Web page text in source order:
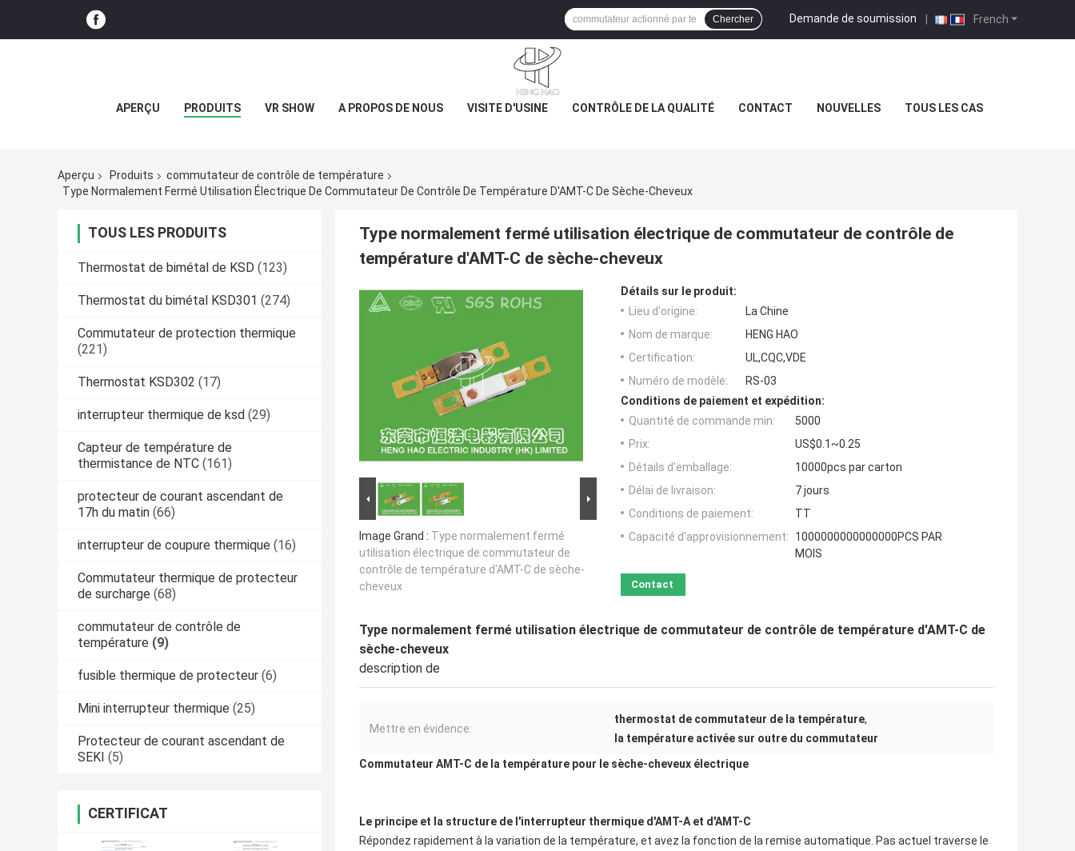
French
Demande de soumission |
Chercher
APERÇU PRODUITS VR SHOW A PROPOS DE NOUS VISITE D'USINE CONTRÔLE DE LA QUALITÉ CONTACT NOUVELLES TOUS LES CAS
Aperçu Produits
commutateur de contrôle de température
Type Normalement Fermé Utilisation Électrique De Commutateur De Contrôle De Température D'AMT-C De Sèche-Cheveux
TOUS LES PRODUITS
Thermostat de bimétal de KSD (123)
Thermostat du bimétal KSD301 (274)
Commutateur de protection thermique
(221)
Thermostat KSD302 (17)
interrupteur thermique de ksd (29)
Capteur de température de
thermistance de NTC (161)
protecteur de courant ascendant de
17h du matin (66)
interrupteur de coupure thermique (16)
Commutateur thermique de protecteur
de surcharge (68)
commutateur de contrôle de
température (9)
fusible thermique de protecteur (6)
Mini interrupteur thermique (25)
Protecteur de courant ascendant de
SEKI (5)
CERTIFICAT
Type normalement fermé utilisation électrique de commutateur de contrôle de
température d'AMT-C de sèche-cheveux
Image Grand : Type normalement fermé
utilisation électrique de commutateur de
contrôle de température d'AMT-C de sèche-
cheveux
Détails sur le produit:
Lieu d'origine:
La Chine
Nom de marque:
HENG HAO
Certification:
UL,CQC,VDE
Numéro de modèle:
RS-03
Conditions de paiement et expédition:
Quantité de commande min:
5000
Prix:
US$0.1~0.25
Détails d'emballage:
10000pcs par carton
Délai de livraison:
7 jours
Conditions de paiement:
TT
Capacité d'approvisionnement:
1000000000000000PCS PAR
MOIS
Contact
Type normalement fermé utilisation électrique de commutateur de contrôle de température d'AMT-C de
sèche-cheveux
description de
Mettre en évidence:
thermostat de commutateur de la température,
la température activée sur outre du commutateur
Commutateur AMT-C de la température pour le sèche-cheveux électrique
Le principe et la structure de l'interrupteur thermique d'AMT-A et d'AMT-C
Répondez rapidement à la variation de la température, et avez la fonction de la remise automatique. Pas actuel traverse le